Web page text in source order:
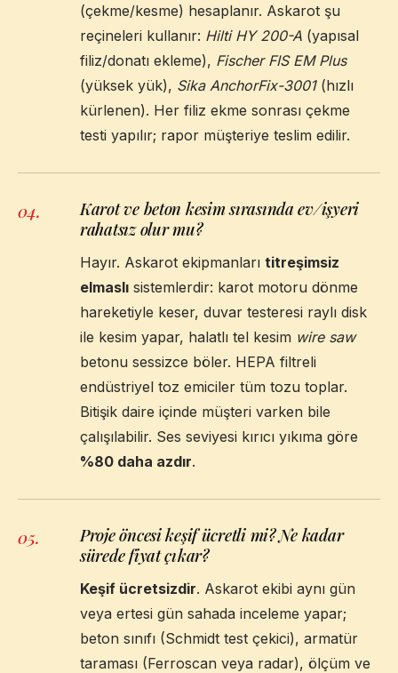
(çekme/kesme) hesaplanır. Askarot şu
reçineleri kullanır: Hilti HY 200-A (yapısal
filiz/donatı ekleme), Fischer FIS EM Plus
(yüksek yük), Sika AnchorFix-3001(hızlı
kürlenen). Her filiz ekme sonrası çekme
testi yapılır; rapor müşteriye teslim edilir.
04.
Karot ve beton kesim sırasında ev/işyeri
rahatsız olur mu?
Hayır. Askarot ekipmanları titreşimsiz
elmaslı sistemlerdir: karot motoru dönme
hareketiyle keser, duvar testeresi raylı disk
ile kesim yapar, halatlı tel kesim wire saw
betonu sessizce böler. HEPA filtreli
endüstriyel toz emiciler tüm tozu toplar.
Bitişik daire içinde müşteri varken bile
çalışılabilir. Ses seviyesi kırıcı yıkıma göre
%80 daha azdır.
05.
Proje öncesi keşif ücretli mi? Ne kadar
sürede fiyat çıkar?
Keşif ücretsizdir. Askarot ekibi aynı gün
veya ertesi gün sahada inceleme yapar;
beton sınıfı (Schmidt test çekici), armatür
taraması (Ferroscan veya radar), ölçüm ve